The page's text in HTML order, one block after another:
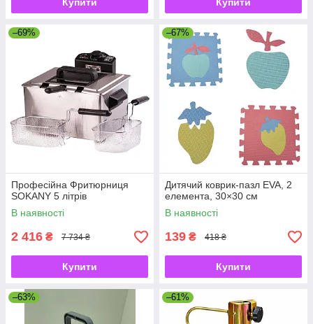
Купити Купити
–69%
Професійна Фритюрниця
SOKANY 5 літрів
В наявності
2 416 ₴ 7 734 ₴
Купити
–67%
Дитячий коврик-пазл EVA, 2
елемента, 30×30 см
В наявності
139 ₴ 418 ₴
Купити
–63% –61%